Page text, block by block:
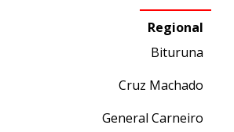
Regional
Bituruna
Cruz Machado
General Carneiro